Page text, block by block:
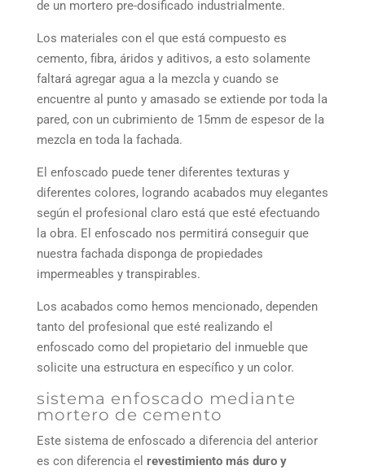
de un mortero pre-dosificado industrialmente.
Los materiales con el que está compuesto es
cemento, fibra, áridos y aditivos, a esto solamente
faltará agregar agua a la mezcla y cuando se
encuentre al punto y amasado se extiende por toda la
pared, con un cubrimiento de 15mm de espesor de la
mezcla en toda la fachada.
El enfoscado puede tener diferentes texturas y
diferentes colores, logrando acabados muy elegantes
según el profesional claro está que esté efectuando
la obra. El enfoscado nos permitirá conseguir que
nuestra fachada disponga de propiedades
impermeables y transpirables.
Los acabados como hemos mencionado, dependen
tanto del profesional que esté realizando el
enfoscado como del propietario del inmueble que
solicite una estructura en específico y un color.
sistema enfoscado mediante
mortero de cemento
Este sistema de enfoscado a diferencia del anterior
es con diferencia el revestimiento más duro y